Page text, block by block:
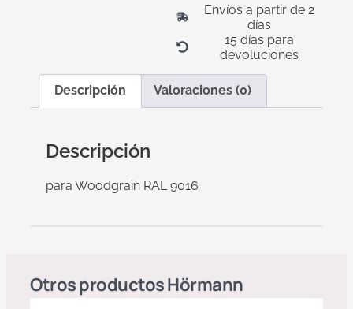
Envíos a partir de 2
días
15 días para
devoluciones
Descripción Valoraciones (0)
Descripción
para Woodgrain RAL 9016
Otros productosHörmann